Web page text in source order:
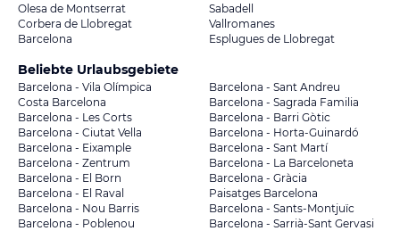
Olesa de Montserrat
Sabadell
Corbera de Llobregat
Vallromanes
Barcelona
Esplugues de Llobregat
Beliebte Urlaubsgebiete
Barcelona - Vila Olímpica
Barcelona - Sant Andreu
Costa Barcelona
Barcelona - Sagrada Familia
Barcelona - Les Corts
Barcelona - Barri Gòtic
Barcelona - Ciutat Vella
Barcelona - Horta-Guinardó
Barcelona - Eixample
Barcelona - Sant Martí
Barcelona - Zentrum
Barcelona - La Barceloneta
Barcelona - El Born
Barcelona - Gràcia
Barcelona - El Raval
Paisatges Barcelona
Barcelona - Nou Barris
Barcelona - Sants-Montjuïc
Barcelona - Poblenou
Barcelona - Sarrià-Sant Gervasi